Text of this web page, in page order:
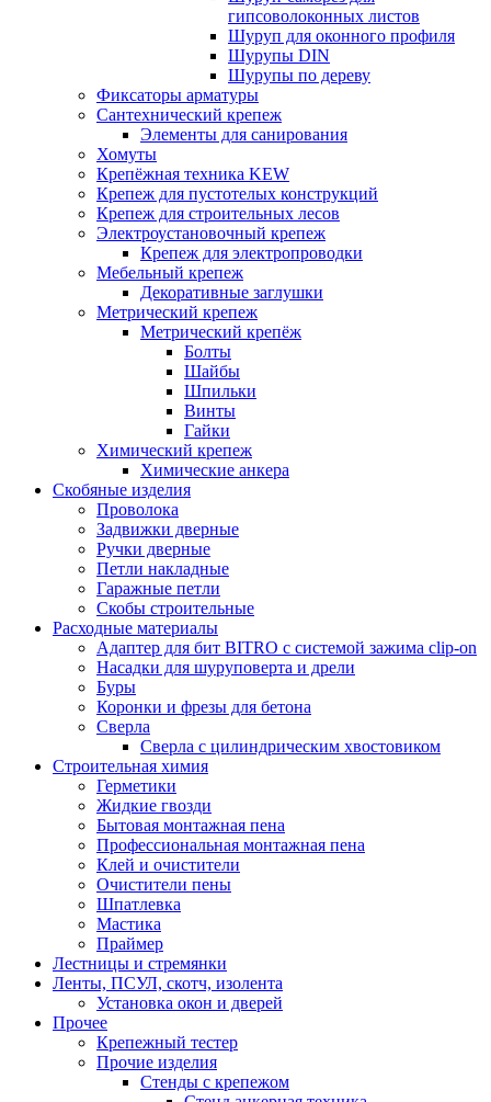
гипсоволоконных листов
Шуруп для оконного профиля
Шурупы DIN
Шурупы по дереву
Фиксаторы арматуры
Сантехнический крепеж
Элементы для санирования
Хомуты
Крепёжная техника KEW
Крепеж для пустотелых конструкций
Крепеж для строительных лесов
Электроустановочный крепеж
Крепеж для электропроводки
Мебельный крепеж
Декоративные заглушки
Метрический крепеж
Метрический крепёж
Болты
Шайбы
Шпильки
Винты
Гайки
Химический крепеж
Химические анкера
Скобяные изделия
Проволока
Задвижки дверные
Ручки дверные
Петли накладные
Гаражные петли
Скобы строительные
Расходные материалы
Адаптер для бит BITRO с системой зажима clip-on
Насадки для шуруповерта и дрели
Буры
Коронки и фрезы для бетона
Сверла
Сверла с цилиндрическим хвостовиком
Строительная химия
Герметики
Жидкие гвозди
Бытовая монтажная пена
Профессиональная монтажная пена
Клей и очистители
Очистители пены
Шпатлевка
Мастика
Праймер
Лестницы и стремянки
Ленты, ПСУЛ, скотч, изолента
Установка окон и дверей
Прочее
Крепежный тестер
Прочие изделия
Стенды с крепежом